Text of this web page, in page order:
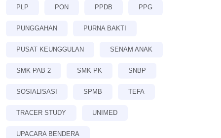
PLP PON PPDB PPG
PUNGGAHAN PURNA BAKTI
PUSAT KEUNGGULAN SENAM ANAK
SMK PAB 2 SMK PK SNBP
SOSIALISASI SPMB TEFA
TRACER STUDY UNIMED
UPACARA BENDERA